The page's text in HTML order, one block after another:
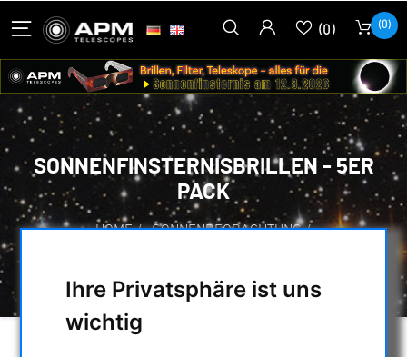
Ihre Privatsphäre ist uns
wichtig
(0) (0)
SONNENFINSTERNISBRILLEN - 5ER
PACK
HOME / SONNENBEOBACHTUNG /